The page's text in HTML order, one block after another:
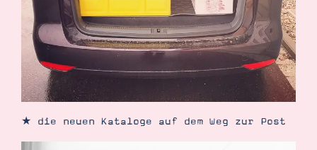
★ die neuen Kataloge auf dem Weg zur Post